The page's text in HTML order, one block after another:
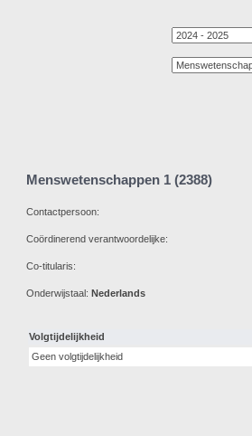
Menswetenschappen 1 (2388)
Contactpersoon:
Coördinerend verantwoordelijke:
Co-titularis:
Onderwijstaal: Nederlands
Volgtijdelijkheid
Geen volgtijdelijkheid